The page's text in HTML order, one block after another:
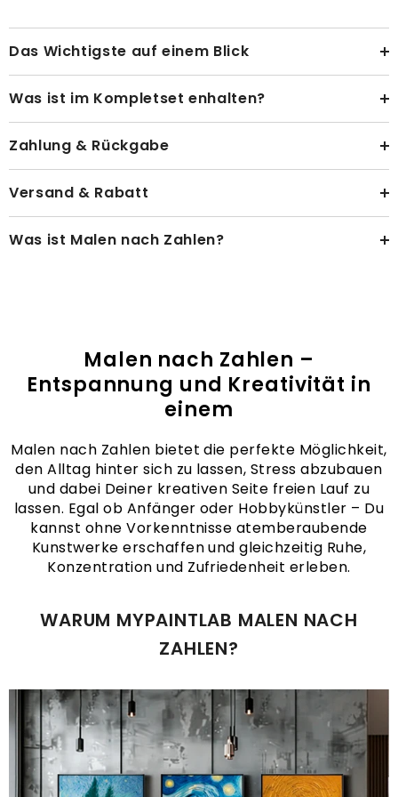
Das Wichtigste auf einem Blick
Was ist im Kompletset enhalten?
Zahlung & Rückgabe
Versand & Rabatt
Was ist Malen nach Zahlen?
Malen nach Zahlen –
Entspannung und Kreativität in
einem
Malen nach Zahlen bietet die perfekte Möglichkeit,
den Alltag hinter sich zu lassen, Stress abzubauen
und dabei Deiner kreativen Seite freien Lauf zu
lassen. Egal ob Anfänger oder Hobbykünstler – Du
kannst ohne Vorkenntnisse atemberaubende
Kunstwerke erschaffen und gleichzeitig Ruhe,
Konzentration und Zufriedenheit erleben.
WARUM MYPAINTLAB MALEN NACH
ZAHLEN?